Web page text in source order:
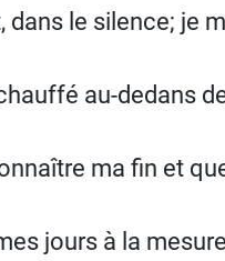
dans le silence; je
au-dedans
ma fin et
jours à la